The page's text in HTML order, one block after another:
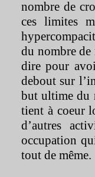
nombre de
ces limites
du nombre de
dire pour
debout sur
but ultime du
tient à coeur
d’autres
occupation
tout de même.